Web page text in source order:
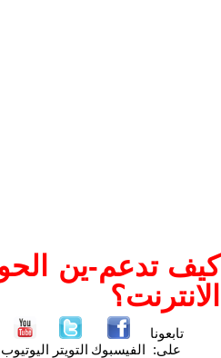
كيف تدعم-ين
الانترنت؟
تابعونا
على: الفيسبوك التويتر اليوتيوب